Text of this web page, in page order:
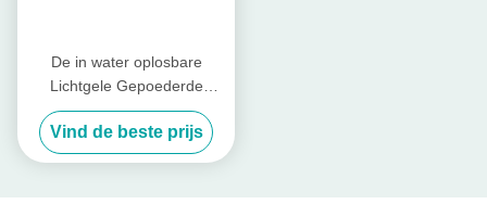
De in water oplosbare
Lichtgele Gepoederde
Meststof van de
Vissenproteïne met 80%-
Aminozuur
Vind de beste prijs